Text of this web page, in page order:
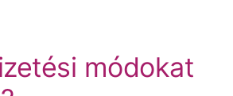
módokat